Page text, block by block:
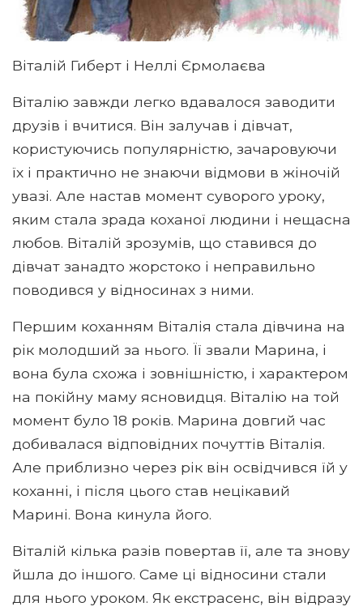
Віталій Гиберт і Неллі Єрмолаєва
Віталію завжди легко вдавалося заводити
друзів і вчитися. Він залучав і дівчат,
користуючись популярністю, зачаровуючи
їх і практично не знаючи відмови в жіночій
увазі. Але настав момент суворого уроку,
яким стала зрада коханої людини і нещасна
любов. Віталій зрозумів, що ставився до
дівчат занадто жорстоко і неправильно
поводився у відносинах з ними.
Першим коханням Віталія стала дівчина на
рік молодший за нього. Її звали Марина, і
вона була схожа і зовнішністю, і характером
на покійну маму ясновидця. Віталію на той
момент було 18 років. Марина довгий час
добивалася відповідних почуттів Віталія.
Але приблизно через рік він освідчився їй у
коханні, і після цього став нецікавий
Марині. Вона кинула його.
Віталій кілька разів повертав її, але та знову
йшла до іншого. Саме ці відносини стали
для нього уроком. Як екстрасенс, він відразу